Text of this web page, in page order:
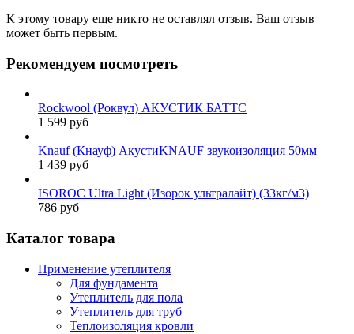
К этому товару еще никто не оставлял отзыв. Ваш отзыв
может быть первым.
Рекомендуем посмотреть
Rockwool (Роквул) АКУСТИК БАТТС
1 599 руб
Knauf (Кнауф) АкустиKNAUF звукоизоляция 50мм
1 439 руб
ISOROC Ultra Light (Изорок ультралайт) (33кг/м3)
786 руб
Каталог товара
Применение утеплителя
Для фундамента
Утеплитель для пола
Утеплитель для труб
Теплоизоляция кровли